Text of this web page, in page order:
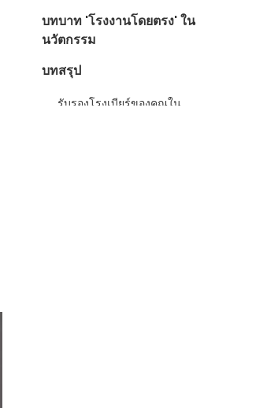
บทบาท 'โรงงานโดยตรง' ใน
นวัตกรรม
บทสรุป
รับรองโรงเบียร์ของคุณใน